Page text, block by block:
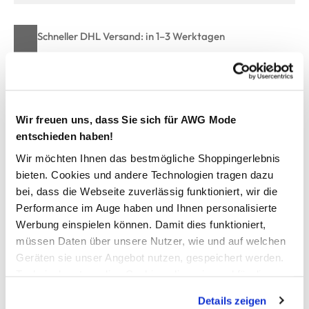
Wir freuen uns, dass Sie sich für AWG Mode
entschieden haben!
Wir möchten Ihnen das bestmögliche Shoppingerlebnis
bieten. Cookies und andere Technologien tragen dazu
bei, dass die Webseite zuverlässig funktioniert, wir die
Performance im Auge haben und Ihnen personalisierte
Werbung einspielen können. Damit dies funktioniert,
müssen Daten über unsere Nutzer, wie und auf welchen
Geräten sie unser Angebot nutzen, gespeichert werden.
werden, werden bei der Nutzung der Webseite auf jeden
Details zeigen
Schneller DHL Versand: in 1–3 Werktagen
Zur Wunschliste hinzufügen
Damen Flauschshirt mit Print und Glitzersteinchen
Meliertes Flauschshirt von Sure
Mit Rundhals-Ausschnitt
3/4 lange Ärmel